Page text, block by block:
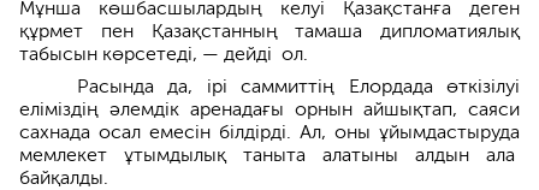
Мұнша көшбасшылардың келуі Қазақстанға деген
құрмет пен Қазақстанның тамаша дипломатиялық
табысын көрсете­ді, — дейді ол.
Расында да, ірі саммиттің Ел­ордада өткізілуі
еліміздің әлемдік аренадағы орнын айшықтап, сая­си
сахнада осал емесін білдірді. Ал, оны ұйымдастыруда
мемлекет ұтымдылық таныта алатыны алдын ала
байқалды.